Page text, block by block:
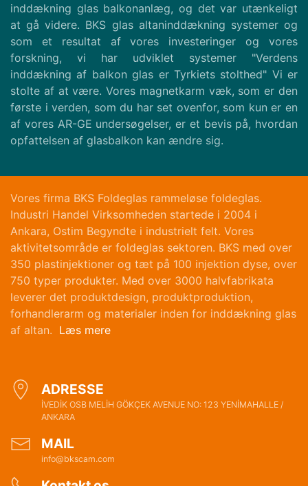
inddækning glas balkonanlæg, og det var utænkeligt
at gå videre. BKS glas altaninddækning systemer og
som et resultat af vores investeringer og vores
forskning, vi har udviklet systemer "Verdens
inddækning af balkon glas er Tyrkiets stolthed" Vi er
stolte af at være. Vores magnetkarm væk, som er den
første i verden, som du har set ovenfor, som kun er en
af vores AR-GE undersøgelser, er et bevis på, hvordan
opfattelsen af glasbalkon kan ændre sig.
Vores firma BKS Foldeglas rammeløse foldeglas.
Industri Handel Virksomheden startede i 2004 i
Ankara, Ostim Begyndte i industrielt felt. Vores
aktivitetsområde er foldeglas sektoren. BKS med over
350 plastinjektioner og tæt på 100 injektion dyse, over
750 typer produkter. Med over 3000 halvfabrikata
leverer det produktdesign, produktproduktion,
forhandlerarm og materialer inden for inddækning glas
af altan. Læs mere
ADRESSE
İVEDİK OSB MELİH GÖKÇEK AVENUE NO: 123 YENİMAHALLE /
ANKARA
MAIL
info@bkscam.com